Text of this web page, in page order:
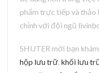
phẩm trực tiếp và thảo
chỉnh với đội ngũ
SHUTER mời bạn
hộp lưu trữ khối lưu